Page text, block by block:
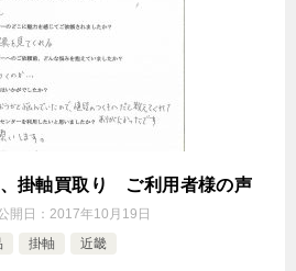
、掛軸買取り ご利用者様の声
開日： 2017年10月19日
掛軸 近畿